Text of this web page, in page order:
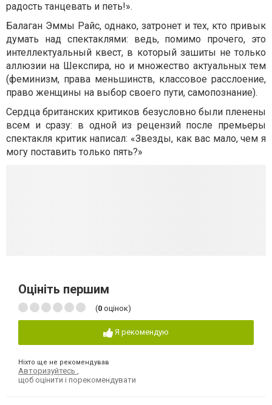
радость танцевать и петь!».
Балаган Эммы Райс, однако, затронет и тех, кто привык
думать над спектаклями: ведь, помимо прочего, это
интеллектуальный квест, в который зашиты не только
аллюзии на Шекспира, но и множество актуальных тем
(феминизм, права меньшинств, классовое расслоение,
право женщины на выбор своего пути, самопознание).
Сердца британских критиков безусловно были пленены
всем и сразу: в одной из рецензий после премьеры
спектакля критик написал: «Звезды, как вас мало, чем я
могу поставить только пять?»
Оцініть першим
(0 оцінок)
Я рекомендую
Ніхто ще не рекомендував
Авторизуйтесь ,
щоб оцінити і порекомендувати